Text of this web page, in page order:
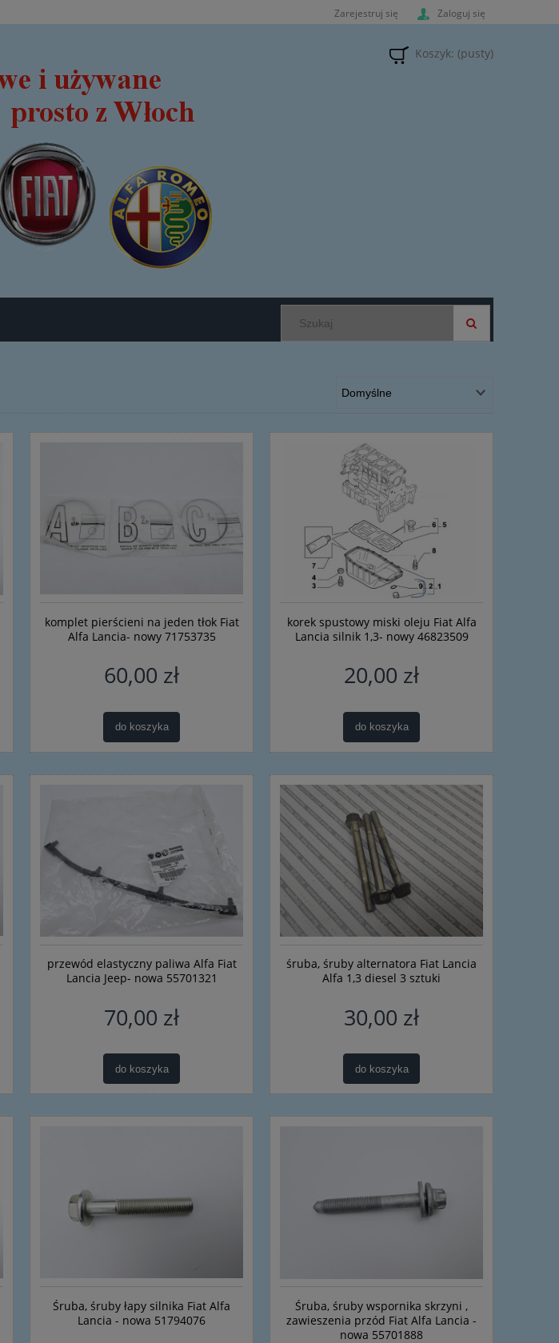
Zarejestruj się Zaloguj się
Koszyk: (pusty)
komplet pierścieni na jeden tłok Fiat
Alfa Lancia- nowy 71753735
60,00 zł
do koszyka
korek spustowy miski oleju Fiat Alfa
Lancia silnik 1,3- nowy 46823509
20,00 zł
do koszyka
przewód elastyczny paliwa Alfa Fiat
Lancia Jeep- nowa 55701321
70,00 zł
do koszyka
śruba, śruby alternatora Fiat Lancia
Alfa 1,3 diesel 3 sztuki
30,00 zł
do koszyka
Śruba, śruby łapy silnika Fiat Alfa
Lancia - nowa 51794076
Śruba, śruby wspornika skrzyni ,
zawieszenia przód Fiat Alfa Lancia -
nowa 55701888